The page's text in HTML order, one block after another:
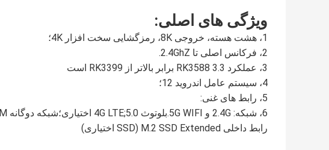
ویژگی های اصلی:
1، هشت هسته، خروجی 8K، رمزگشایی سخت افزار 4K؛
2، فرکانس اصلی تا 2.4GhZ.
3، عملکرد RK3588 3.3 برابر بالاتر از RK3399 است
4، سیستم عامل اندروید 12؛
5، رابط های غنی:
6، شبکه: 2.4G و 5G WIFI.بلوتوث 5.0;4G LTE اختیاری؛شبکه دوگانه 1000M;
رابط داخلی M.2 SSD Extended (SSD اختیاری)